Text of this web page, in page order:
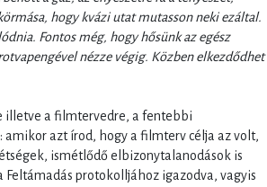
hogy kvázi utat mutasson neki ezáltal.
Fontos még, hogy hősünk az egész
nézze végig. Közben elkezdődhet
illetve a filmtervedre, a fentebbi
azt írod, hogy a filmterv célja az volt,
ismétlődő elbizonytalanodások is
protokolljához igazodva, vagyis